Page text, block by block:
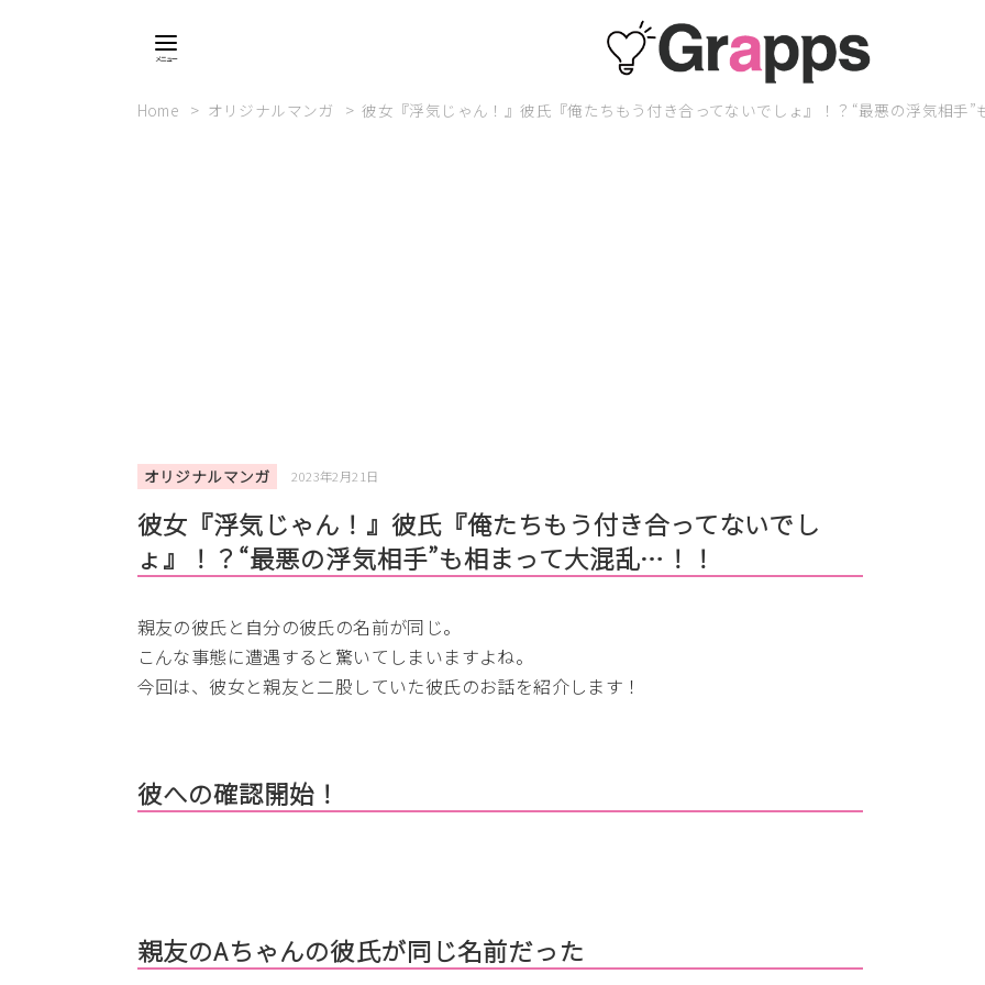
Home オリジナルマンガ 彼女『浮気じゃん！』彼氏『俺たちもう付き合ってないでしょ』！？“最悪の浮気相手”
オリジナルマンガ 2023年2月21日
彼女『浮気じゃん！』彼氏『俺たちもう付き合ってないでし
ょ』！？“最悪の浮気相手”も相まって大混乱…！！
親友の彼氏と自分の彼氏の名前が同じ。
こんな事態に遭遇すると驚いてしまいますよね。
今回は、彼女と親友と二股していた彼氏のお話を紹介します！
彼への確認開始！
親友のAちゃんの彼氏が同じ名前だった